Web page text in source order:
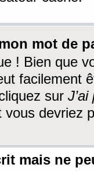
mot de
! Bien que
facilement
sur
vous devriez
mais ne